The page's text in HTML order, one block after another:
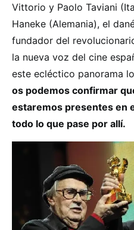
Vittorio y Paolo Taviani
Haneke (Alemania), el
fundador del
la nueva voz del cine
este ecléctico panorama
os podemos confirmar
estaremos presentes en
todo lo que pase por allí.